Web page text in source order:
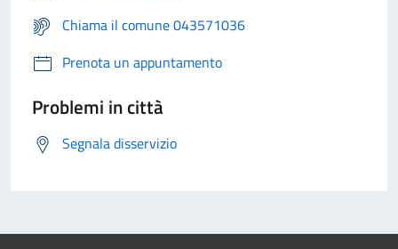
Chiama il comune 043571036
Prenota un appuntamento
Problemi in città
Segnala disservizio